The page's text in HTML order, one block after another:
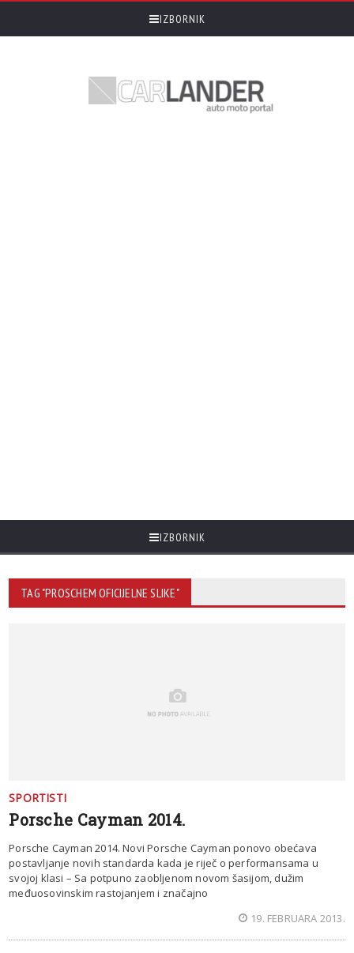
IZBORNIK
IZBORNIK
TAG "PROSCHEM OFICIJELNE SLIKE"
SPORTISTI
Porsche Cayman 2014.
Porsche Cayman 2014. Novi Porsche Cayman ponovo obećava
postavljanje novih standarda kada je riječ o performansama u
svojoj klasi – Sa potpuno zaobljenom novom šasijom, dužim
međuosovinskim rastojanjem i značajno
19. FEBRUARA 2013.